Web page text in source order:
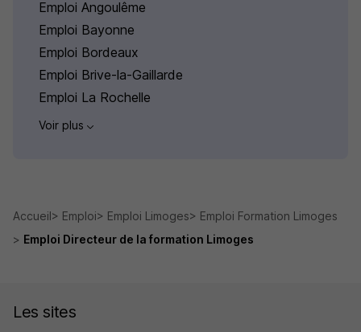
Emploi Angoulême
Emploi Bayonne
Emploi Bordeaux
Emploi Brive-la-Gaillarde
Emploi La Rochelle
Voir plus
Accueil Emploi Emploi Limoges
Emploi Formation Limoges
Emploi Directeur de la formation Limoges
Les sites